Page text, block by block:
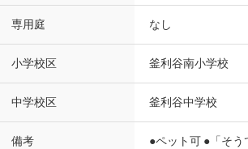
専用庭 なし
小学校区 釜利谷南小学校
中学校区 釜利谷中学校
備考
●ペット可 ●「そ